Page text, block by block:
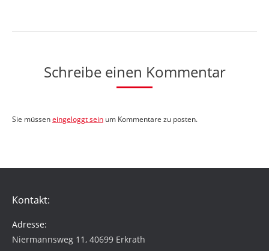
Schreibe einen Kommentar
Sie müsseneingeloggt sein um Kommentare zu posten.
Kontakt:
Adresse:
Niermannsweg 11, 40699 Erkrath